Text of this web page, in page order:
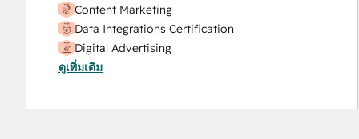
Website Migration
Content Marketing
Data Integrations Certification
Digital Advertising
Email Marketing Certification
HubSpot Marketing Hub Software Certification
ดูเพิ่มเติม